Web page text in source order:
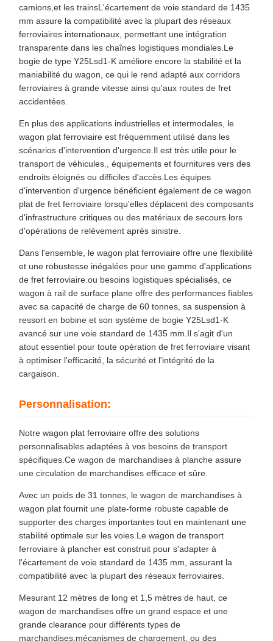
camions,et les trainsL'écartement de voie standard de 1435
mm assure la compatibilité avec la plupart des réseaux
ferroviaires internationaux, permettant une intégration
transparente dans les chaînes logistiques mondiales.Le
bogie de type Y25Lsd1-K améliore encore la stabilité et la
maniabilité du wagon, ce qui le rend adapté aux corridors
ferroviaires à grande vitesse ainsi qu'aux routes de fret
accidentées.
En plus des applications industrielles et intermodales, le
wagon plat ferroviaire est fréquemment utilisé dans les
scénarios d'intervention d'urgence.Il est très utile pour le
transport de véhicules., équipements et fournitures vers des
endroits éloignés ou difficiles d'accès.Les équipes
d'intervention d'urgence bénéficient également de ce wagon
plat de fret ferroviaire lorsqu'elles déplacent des composants
d'infrastructure critiques ou des matériaux de secours lors
d'opérations de relèvement après sinistre.
Dans l'ensemble, le wagon plat ferroviaire offre une flexibilité
et une robustesse inégalées pour une gamme d'applications
de fret ferroviaire.ou besoins logistiques spécialisés, ce
wagon à rail de surface plane offre des performances fiables
avec sa capacité de charge de 60 tonnes, sa suspension à
ressort en bobine et son système de bogie Y25Lsd1-K
avancé sur une voie standard de 1435 mm.Il s'agit d'un
atout essentiel pour toute opération de fret ferroviaire visant
à optimiser l'efficacité, la sécurité et l'intégrité de la
cargaison.
Personnalisation:
Notre wagon plat ferroviaire offre des solutions
personnalisables adaptées à vos besoins de transport
spécifiques.Ce wagon de marchandises à planche assure
une circulation de marchandises efficace et sûre.
Avec un poids de 31 tonnes, le wagon de marchandises à
wagon plat fournit une plate-forme robuste capable de
supporter des charges importantes tout en maintenant une
stabilité optimale sur les voies.Le wagon de transport
ferroviaire à plancher est construit pour s'adapter à
l'écartement de voie standard de 1435 mm, assurant la
compatibilité avec la plupart des réseaux ferroviaires.
Mesurant 12 mètres de long et 1,5 mètres de haut, ce
wagon de marchandises offre un grand espace et une
grande clearance pour différents types de
marchandises.mécanismes de chargement, ou des